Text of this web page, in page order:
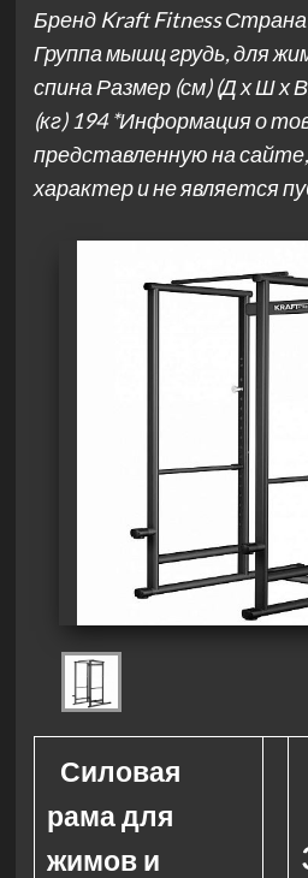
Бренд Kraft Fitness
Группа мышц грудь, для
спина Размер (см) (Д х Ш х
(кг) 194 *Информация о
представленную на
характер и не является
Силовая
рама для
жимов и